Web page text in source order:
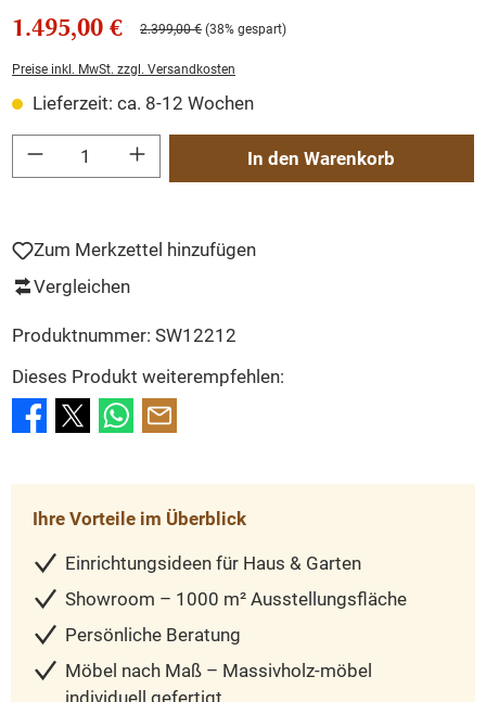
1.495,00 € 2.399,00 € (38% gespart)
Preise inkl. MwSt. zzgl. Versandkosten
Lieferzeit: ca. 8-12 Wochen
Produkt Anzahl: Gib den gewünschten Wert ein oder benutze die Schaltflächen
In den Warenkorb
Zum Merkzettel hinzufügen
Vergleichen
Produktnummer: SW12212
Dieses Produkt weiterempfehlen:
Ihre Vorteile im Überblick
Einrichtungsideen für Haus & Garten
Showroom – 1000 m² Ausstellungsfläche
Persönliche Beratung
Möbel nach Maß – Massivholz-möbel